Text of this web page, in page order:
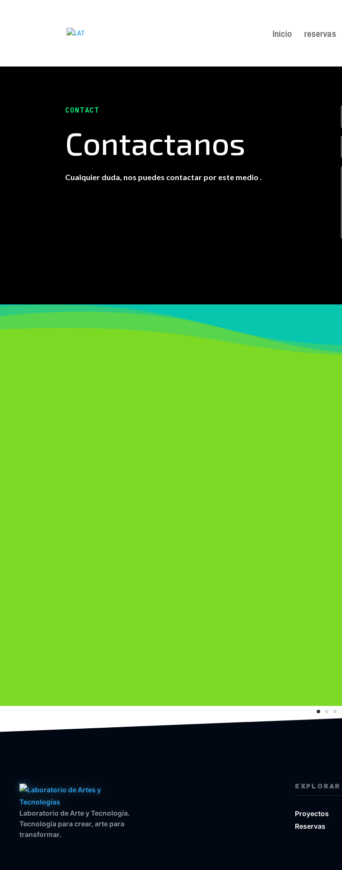
Inicio reservas
CONTACT
Contactanos
Cualquier duda, nos puedes contactar por este medio .
Laboratorio de Arte y Tecnología.
Tecnología para crear, arte para
transformar.
EXPLORAR
Proyectos
Reservas